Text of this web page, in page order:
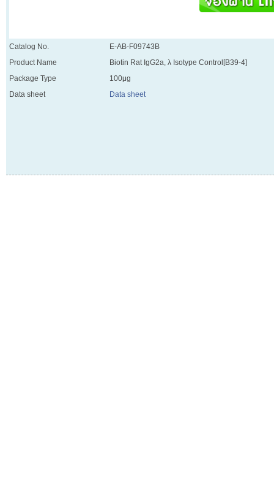
Catalog No.
E-AB-F09743B
Product Name
Biotin Rat IgG2a, λ Isotype Control[B39-4]
Package Type
100μg
Data sheet
Data sheet